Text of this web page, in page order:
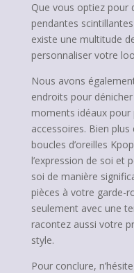
Que vous optiez pour
pendantes
existe une multitude
personnaliser votre
Nous avons
endroits pour
moments idéaux
accessoires. Bien
boucles d’oreilles
l’expression de soi et
soi de manière
pièces à votre garde-
seulement avec une
racontez aussi votre
style.
Pour conclure,